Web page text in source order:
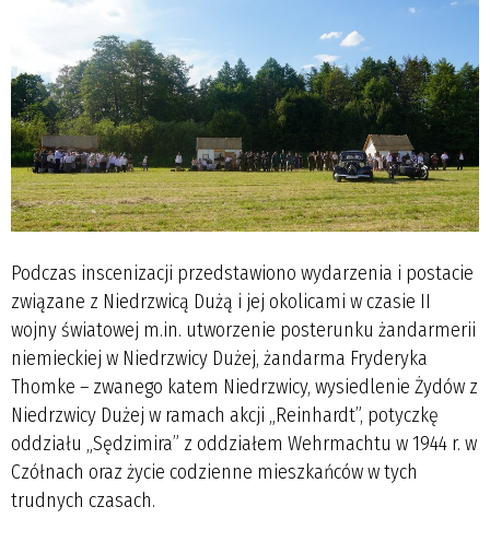
Podczas inscenizacji przedstawiono wydarzenia i postacie
związane z Niedrzwicą Dużą i jej okolicami w czasie II
wojny światowej m.in. utworzenie posterunku żandarmerii
niemieckiej w Niedrzwicy Dużej, żandarma Fryderyka
Thomke – zwanego katem Niedrzwicy, wysiedlenie Żydów z
Niedrzwicy Dużej w ramach akcji „Reinhardt”, potyczkę
oddziału „Sędzimira” z oddziałem Wehrmachtu w 1944 r. w
Czółnach oraz życie codzienne mieszkańców w tych
trudnych czasach.